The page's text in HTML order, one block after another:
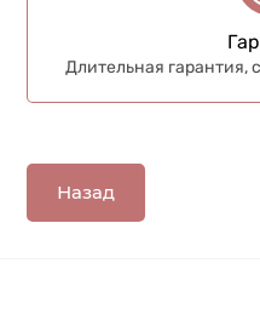
Длительная гарантия,
Назад